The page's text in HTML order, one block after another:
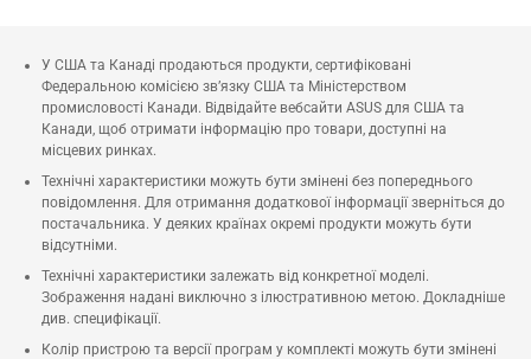
У США та Канаді продаються продукти, сертифіковані
Федеральною комісією зв’язку США та Міністерством
промисловості Канади. Відвідайте вебсайти ASUS для США та
Канади, щоб отримати інформацію про товари, доступні на
місцевих ринках.
Технічні характеристики можуть бути змінені без попереднього
повідомлення. Для отримання додаткової інформації зверніться до
постачальника. У деяких країнах окремі продукти можуть бути
відсутніми.
Технічні характеристики залежать від конкретної моделі.
Зображення надані виключно з ілюстративною метою. Докладніше
див. специфікації.
Колір пристрою та версії програм у комплекті можуть бути змінені